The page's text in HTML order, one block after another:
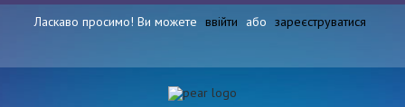
Ласкаво просимо! Ви можете ввійти або зареєструватися